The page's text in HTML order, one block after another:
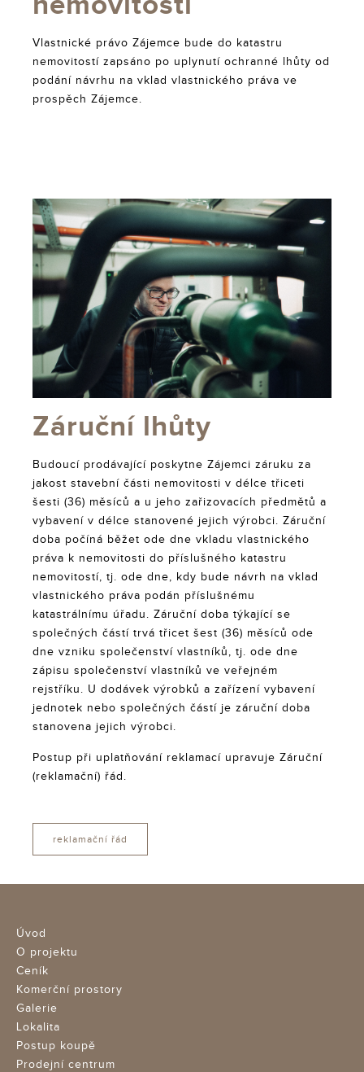
Vlastnické právo Zájemce bude do katastru
nemovitostí zapsáno po uplynutí ochranné lhůty od
podání návrhu na vklad vlastnického práva ve
prospěch Zájemce.
Záruční lhůty
Budoucí prodávající poskytne Zájemci záruku za
jakost stavební části nemovitosti v délce třiceti
šesti (36) měsíců a u jeho zařizovacích předmětů a
vybavení v délce stanovené jejich výrobci. Záruční
doba počíná běžet ode dne vkladu vlastnického
práva k nemovitosti do příslušného katastru
nemovitostí, tj. ode dne, kdy bude návrh na vklad
vlastnického práva podán příslušnému
katastrálnímu úřadu. Záruční doba týkající se
společných částí trvá třicet šest (36) měsíců ode
dne vzniku společenství vlastníků, tj. ode dne
zápisu společenství vlastníků ve veřejném
rejstříku. U dodávek výrobků a zařízení vybavení
jednotek nebo společných částí je záruční doba
stanovena jejich výrobci.
Postup při uplatňování reklamací upravuje Záruční
(reklamační) řád.
reklamační řád
Úvod
O projektu
Ceník
Komerční prostory
Galerie
Lokalita
Postup koupě
Prodejní centrum